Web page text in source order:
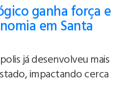
ganha força e
em Santa
já desenvolveu mais
impactando cerca